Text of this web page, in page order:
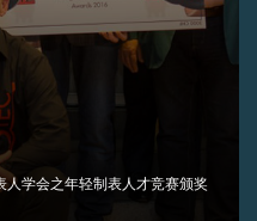
学会之年轻制表人才竞赛颁奖